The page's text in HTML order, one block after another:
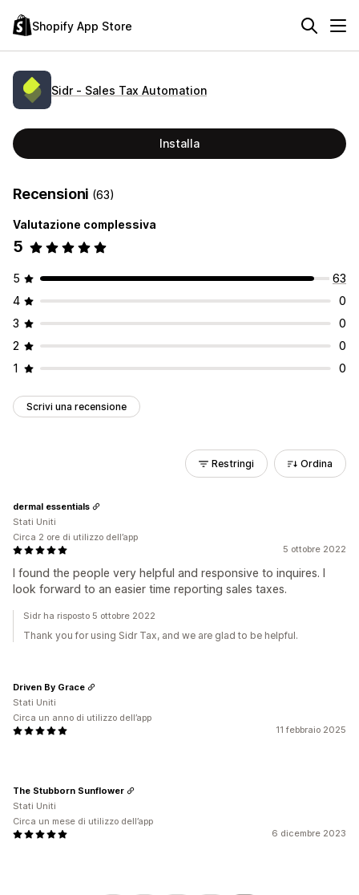
Shopify App Store
Sidr ‑ Sales Tax Automation
Installa
Recensioni (63)
Valutazione complessiva
5
5
63
4
0
3
0
2
0
1
0
Scrivi una recensione
Restringi Ordina
5 ottobre 2022
I found the people very helpful and responsive to inquires. I
look forward to an easier time reporting sales taxes.
dermal essentials
Stati Uniti
Circa 2 ore di utilizzo dell’app
Sidr ha risposto 5 ottobre 2022
Thank you for using Sidr Tax, and we are glad to be helpful.
11 febbraio 2025
Driven By Grace
Stati Uniti
Circa un anno di utilizzo dell’app
6 dicembre 2023
The Stubborn Sunflower
Stati Uniti
Circa un mese di utilizzo dell’app